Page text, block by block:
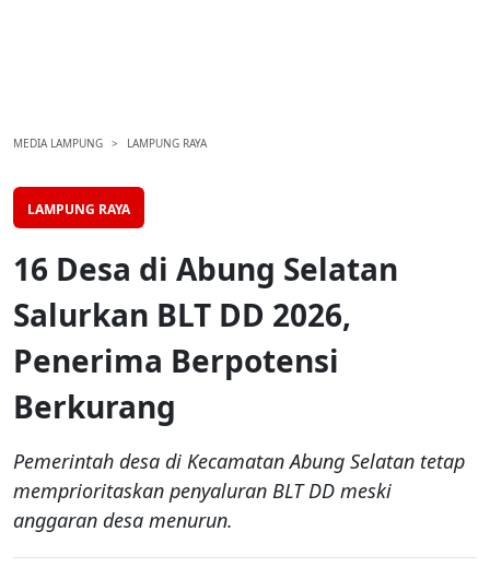
MEDIA LAMPUNG LAMPUNG RAYA
LAMPUNG RAYA
16 Desa di Abung Selatan
Salurkan BLT DD 2026,
Penerima Berpotensi
Berkurang
Pemerintah desa di Kecamatan Abung Selatan tetap
memprioritaskan penyaluran BLT DD meski
anggaran desa menurun.